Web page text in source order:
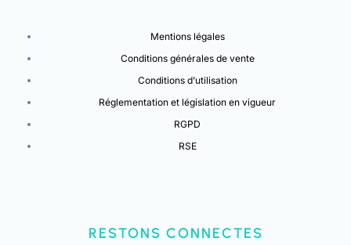
Mentions légales
Conditions générales de vente
Conditions d’utilisation
Réglementation et législation en vigueur
RGPD
RSE
RESTONS CONNECTES